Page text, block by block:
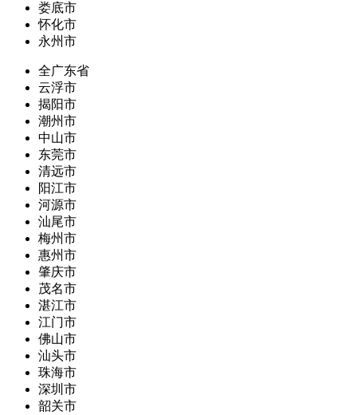
娄底市
怀化市
永州市
全广东省
云浮市
揭阳市
潮州市
中山市
东莞市
清远市
阳江市
河源市
汕尾市
梅州市
惠州市
肇庆市
茂名市
湛江市
江门市
佛山市
汕头市
珠海市
深圳市
韶关市